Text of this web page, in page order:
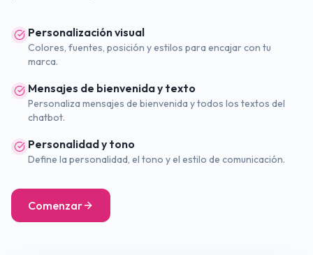
Personalización visual
Colores, fuentes, posición y estilos para encajar con tu
marca.
Mensajes de bienvenida y texto
Personaliza mensajes de bienvenida y todos los textos del
chatbot.
Personalidad y tono
Define la personalidad, el tono y el estilo de comunicación.
Comenzar